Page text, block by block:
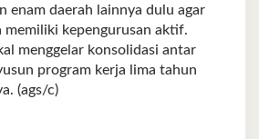
enam daerah lainnya dulu agar
memiliki kepengurusan aktif.
menggelar konsolidasi antar
program kerja lima tahun
(ags/c)